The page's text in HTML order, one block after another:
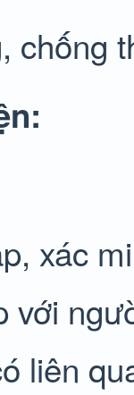
chống
xác
với
liên